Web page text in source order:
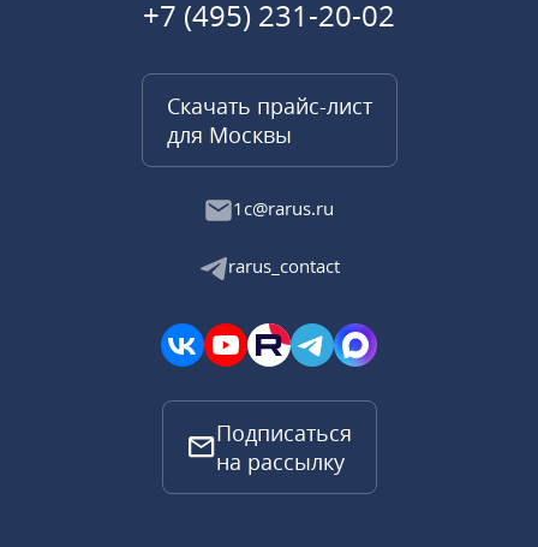
+7 (495) 231-20-02
Скачать прайс-лист
для Москвы
1c@rarus.ru
rarus_contact
Подписаться
на рассылку